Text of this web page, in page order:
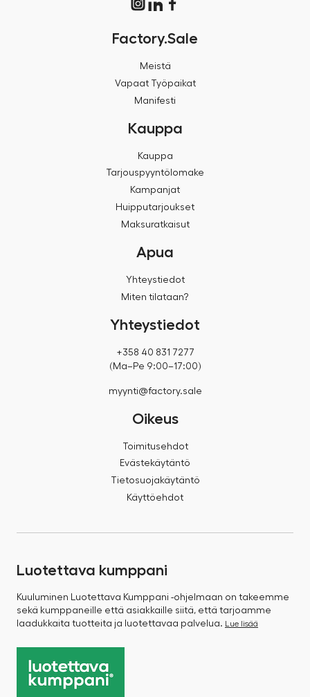
Factory.Sale
Meistä
Vapaat Työpaikat
Manifesti
Kauppa
Kauppa
Tarjouspyyntölomake
Kampanjat
Huipputarjoukset
Maksuratkaisut
Apua
Yhteystiedot
Miten tilataan?
Yhteystiedot
+358 40 831 7277
(Ma–Pe 9:00–17:00)
myynti@factory.sale
Oikeus
Toimitusehdot
Evästekäytäntö
Tietosuojakäytäntö
Käyttöehdot
Luotettava kumppani
Kuuluminen Luotettava Kumppani -ohjelmaan on takeemme
sekä kumppaneille että asiakkaille siitä, että tarjoamme
laadukkaita tuotteita ja luotettavaa palvelua. Lue lisää